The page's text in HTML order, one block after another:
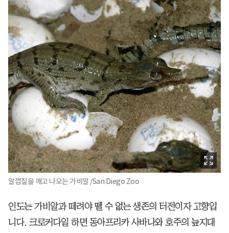
알껍질을 깨고 나오는 가비알 /San Diego Zoo
인도는 가비알과 떼려야 뗄 수 없는 생존의 터전이자 고향입
니다. 크로커다일 하면 동아프리카 사바나와 호주의 늪지대